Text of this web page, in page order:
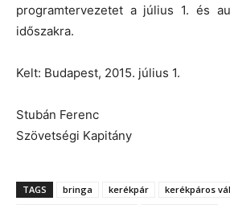
programtervezetet a július 1. és
időszakra.
Kelt: Budapest, 2015. július 1.
Stubán Ferenc
Szövetségi Kapitány
TAGS bringa kerékpár kerékpáros